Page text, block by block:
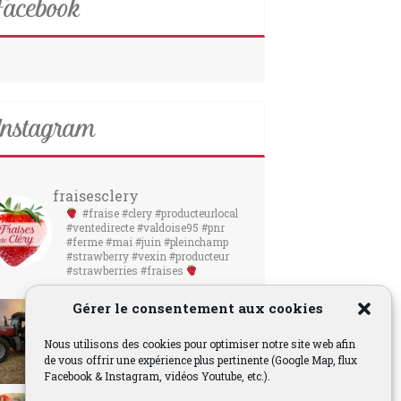
Gérer le consentement aux cookies
Nous utilisons des cookies pour optimiser notre site web afin
de vous offrir une expérience plus pertinente (Google Map, flux
Facebook & Instagram, vidéos Youtube, etc.).
fraisesclery
#fraise #clery #producteurlocal
#ventedirecte #valdoise95 #pnr
#ferme #mai #juin #pleinchamp
#strawberry #vexin #producteur
#strawberries #fraises